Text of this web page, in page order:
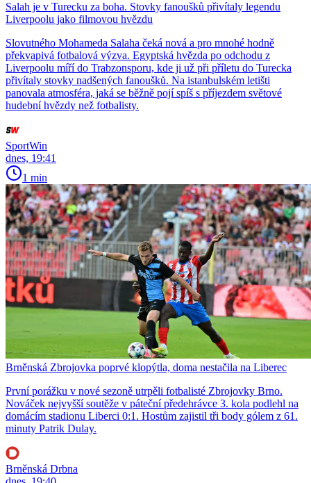
Salah je v Turecku za boha. Stovky fanoušků přivítaly legendu
Liverpoolu jako filmovou hvězdu
Slovutného Mohameda Salaha čeká nová a pro mnohé hodně
překvapivá fotbalová výzva. Egyptská hvězda po odchodu z
Liverpoolu míří do Trabzonsporu, kde ji už při příletu do Turecka
přivítaly stovky nadšených fanoušků. Na istanbulském letišti
panovala atmosféra, jaká se běžně pojí spíš s příjezdem světové
hudební hvězdy než fotbalisty.
SportWin
dnes, 19:41
1 min
Brněnská Zbrojovka poprvé klopýtla, doma nestačila na Liberec
První porážku v nové sezoně utrpěli fotbalisté Zbrojovky Brno.
Nováček nejvyšší soutěže v páteční předehrávce 3. kola podlehl na
domácím stadionu Liberci 0:1. Hostům zajistil tři body gólem z 61.
minuty Patrik Dulay.
Brněnská Drbna